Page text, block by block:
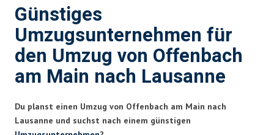
Günstiges
Umzugsunternehmen für
den Umzug von Offenbach
am Main nach Lausanne
Du planst einen Umzug von Offenbach am Main nach
Lausanne und suchst nach einem günstigen